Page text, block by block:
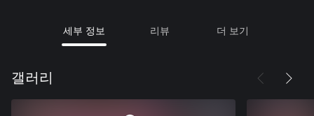
세부 정보 리뷰 더 보기
갤러리